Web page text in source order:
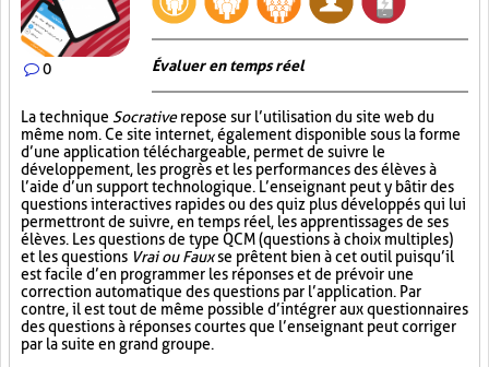
0 Évaluer en temps réel
La technique Socrativerepose sur l’utilisation du site web du
même nom. Ce site internet, également disponible sous la forme
d’une application téléchargeable, permet de suivre le
développement, les progrès et les performances des élèves à
l’aide d’un support technologique. L’enseignant peut y bâtir des
questions interactives rapides ou des quiz plus développés qui lui
permettront de suivre, en temps réel, les apprentissages de ses
élèves. Les questions de type QCM (questions à choix multiples)
et les questions Vrai ou Fauxse prêtent bien à cet outil puisqu’il
est facile d’en programmer les réponses et de prévoir une
correction automatique des questions par l’application. Par
contre, il est tout de même possible d’intégrer aux questionnaires
des questions à réponses courtes que l’enseignant peut corriger
par la suite en grand groupe.